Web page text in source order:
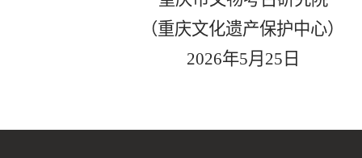
（重庆文化遗产保护中心）
2026年5月 25 日